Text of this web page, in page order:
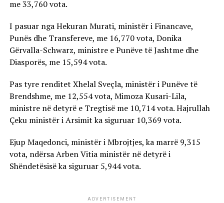
me 33,760 vota.
I pasuar nga Hekuran Murati, ministër i Financave,
Punës dhe Transfereve, me 16,770 vota, Donika
Gërvalla-Schwarz, ministre e Punëve të Jashtme dhe
Diasporës, me 15,594 vota.
Pas tyre renditet Xhelal Sveçla, ministër i Punëve të
Brendshme, me 12,554 vota, Mimoza Kusari-Lila,
ministre në detyrë e Tregtisë me 10,714 vota. Hajrullah
Çeku ministër i Arsimit ka siguruar 10,369 vota.
Ejup Maqedonci, ministër i Mbrojtjes, ka marrë 9,315
vota, ndërsa Arben Vitia ministër në detyrë i
Shëndetësisë ka siguruar 5,944 vota.
ADVERTISEMENT